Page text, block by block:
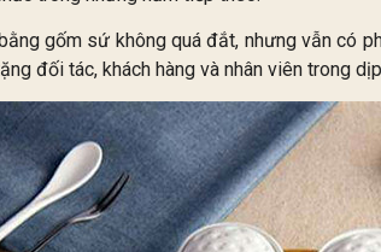
gốm sứ không quá đắt, nhưng vẫn có
đối tác, khách hàng và nhân viên trong